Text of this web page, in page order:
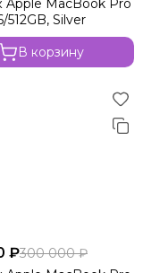
Apple MacBook Pro
512GB, Silver
В корзину
₽300 000 ₽